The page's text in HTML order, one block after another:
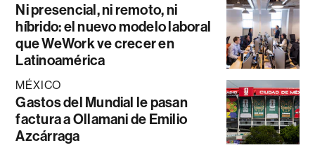
Ni presencial, ni remoto, ni
híbrido: el nuevo modelo laboral
que WeWork ve crecer en
Latinoamérica
MÉXICO
Gastos del Mundial le pasan
factura a Ollamani de Emilio
Azcárraga